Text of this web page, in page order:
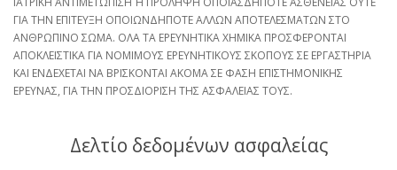
ΓΙΑ ΤΗΝ ΕΠΙΤΕΥΞΗ ΟΠΟΙΩΝΔΗΠΟΤΕ ΑΛΛΩΝ ΑΠΟΤΕΛΕΣΜΑΤΩΝ ΣΤΟ
ΑΝΘΡΩΠΙΝΟ ΣΩΜΑ. ΟΛΑ ΤΑ ΕΡΕΥΝΗΤΙΚΑ ΧΗΜΙΚΑ ΠΡΟΣΦΕΡΟΝΤΑΙ
ΑΠΟΚΛΕΙΣΤΙΚΑ ΓΙΑ ΝΟΜΙΜΟΥΣ ΕΡΕΥΝΗΤΙΚΟΥΣ ΣΚΟΠΟΥΣ ΣΕ ΕΡΓΑΣΤΗΡΙΑ
ΚΑΙ ΕΝΔΕΧΕΤΑΙ ΝΑ ΒΡΙΣΚΟΝΤΑΙ ΑΚΟΜΑ ΣΕ ΦΑΣΗ ΕΠΙΣΤΗΜΟΝΙΚΗΣ
ΕΡΕΥΝΑΣ, ΓΙΑ ΤΗΝ ΠΡΟΣΔΙΟΡΙΣΗ ΤΗΣ ΑΣΦΑΛΕΙΑΣ ΤΟΥΣ.
Δελτίο δεδομένων ασφαλείας